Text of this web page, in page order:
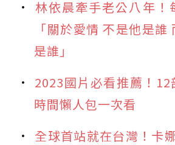
林依晨牽手老公八年！
「關於愛情 不是他是
是誰」
2023國片必看推薦！
時間懶人包一次看
全球首站就在台灣！卡